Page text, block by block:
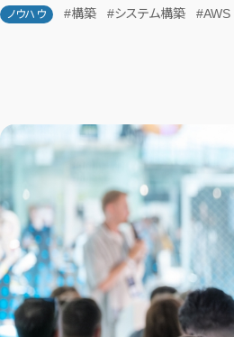
ノウハウ #構築 #システム構築 #AWS